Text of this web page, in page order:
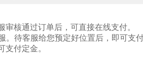
核通过订单后，可直接在线支付。
待客服给您预定好位置后，即可支付
付定金。